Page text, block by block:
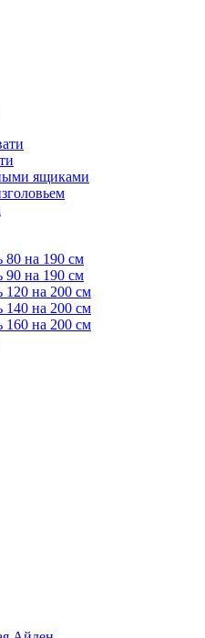
ящиками
80 на 190 см
90 на 190 см
120 на 200 см
140 на 200 см
160 на 200 см